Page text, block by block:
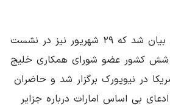
این اظهارات پس از آن بیان شد که ۲۹ شهریور نیز در نشست
شش کشور عضو شورای همکاری خلیج
در نیویورک برگزار شد و حاضران
ادعای بی اساس امارات درباره جزایر